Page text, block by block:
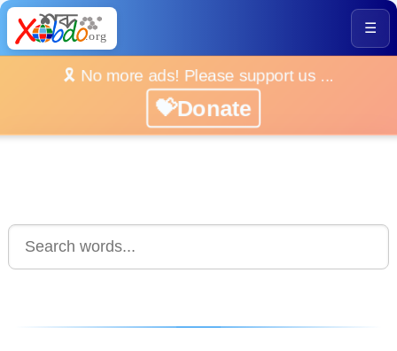
☰
🎗️ No more ads! Please support us ...
💝Donate